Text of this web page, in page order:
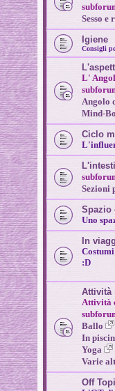
Sesso
Igiene
Consigli
L'
Angolo
Mind-
Ciclo
Sezioni
Spazio
Uno
In
:D
Attività
Attività
Ballo
In
Yoga
Varie
Off